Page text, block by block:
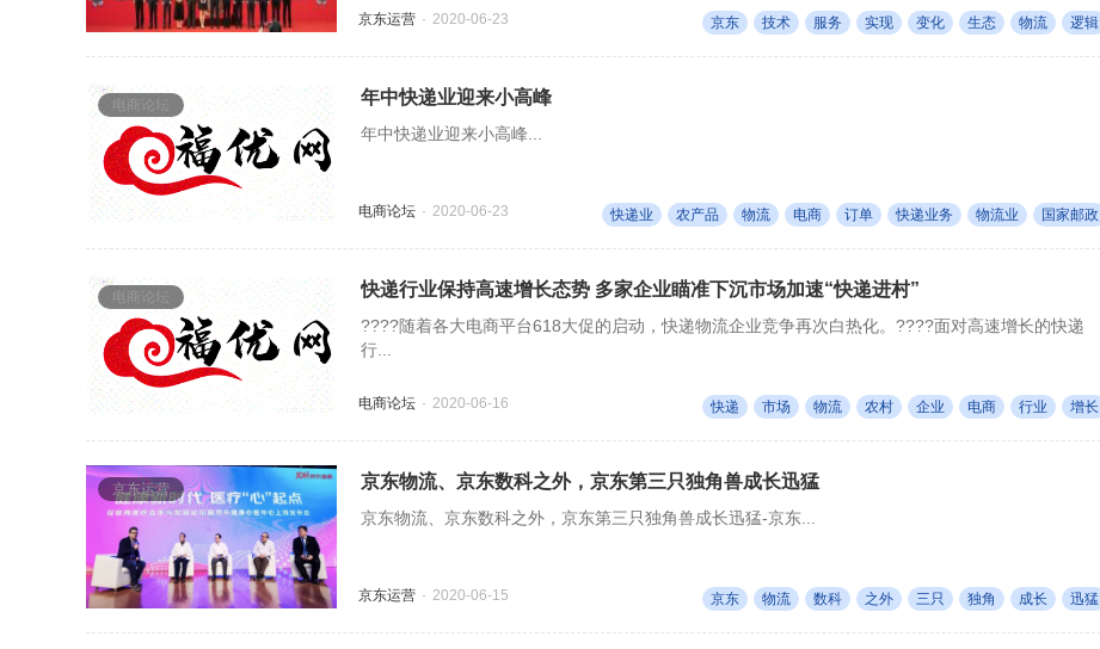
京东运营 2020-06-23 京东 技术 服务 实现 变化 生态 物流 逻辑
年中快递业迎来小高峰
年中快递业迎来小高峰...
电商论坛 2020-06-23 快递业 农产品 物流 电商 订单 快递业务 物流业 国家邮政
电商论坛
快递行业保持高速增长态势 多家企业瞄准下沉市场加速“快递进村”
????随着各大电商平台618大促的启动，快递物流企业竞争再次白热化。????面对高速增长的快递
行...
电商论坛 2020-06-16 快递 市场 物流 农村 企业 电商 行业 增长
电商论坛
京东物流、京东数科之外，京东第三只独角兽成长迅猛
京东物流、京东数科之外，京东第三只独角兽成长迅猛-京东...
京东运营 2020-06-15 京东 物流 数科 之外 三只 独角 成长 迅猛
京东运营